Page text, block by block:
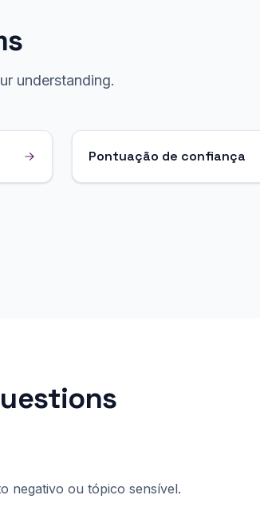
understanding.
Pontuação de confiança
negativo ou tópico sensível.